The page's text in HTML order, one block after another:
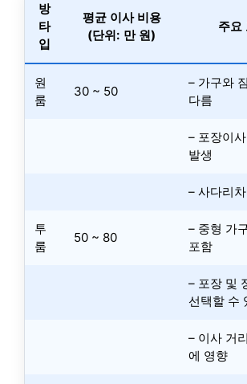
방
타
입
평균 이사 비용
(단위: 만 원)
주요
원
룸
30 ~ 50
– 가구와
다름
– 포장이
발생
– 사다리
투
룸
50 ~ 80
– 중형 가
포함
– 포장 및
선택할 수
– 이사 거
에 영향